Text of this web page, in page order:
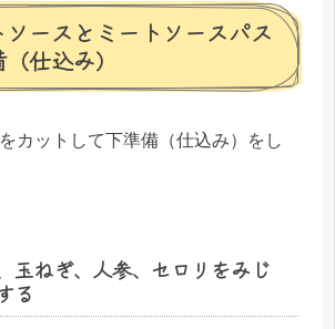
ースとミートソースパス
仕込み）
カットして下準備（仕込み）をし
玉ねぎ、人参、セロリをみじ
る